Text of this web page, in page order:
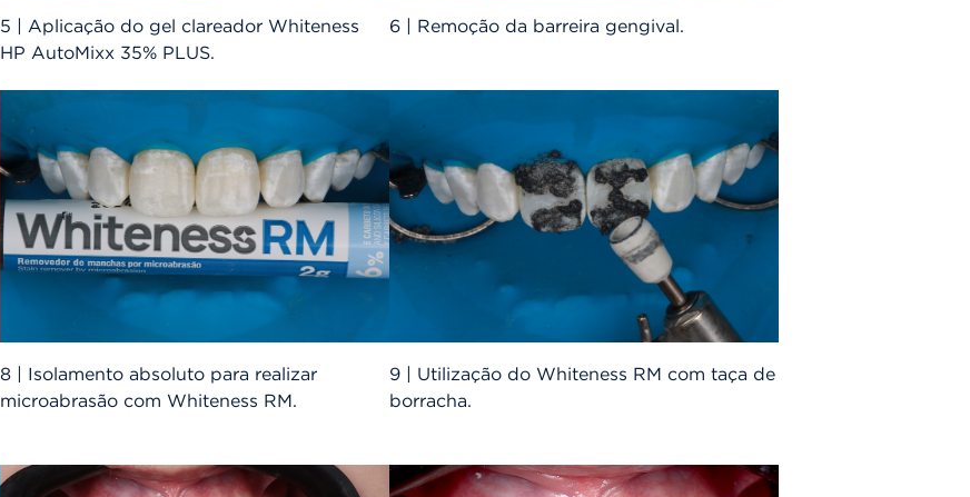
5 | Aplicação do gel clareador Whiteness
HP AutoMixx 35% PLUS.
6 | Remoção da barreira gengival.
8 | Isolamento absoluto para realizar
microabrasão com Whiteness RM.
9 | Utilização do Whiteness RM com taça de
borracha.